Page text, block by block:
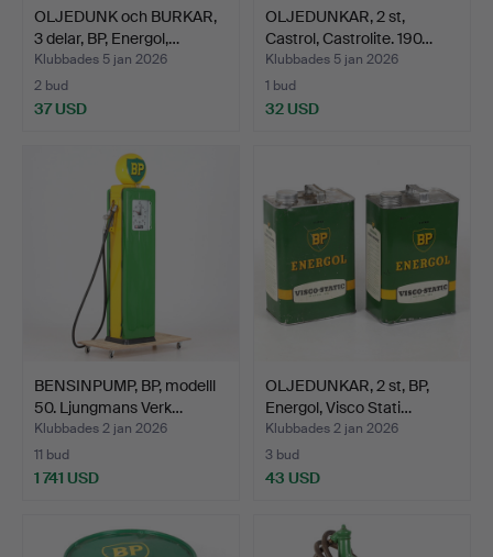
OLJEDUNK och BURKAR,
3 delar, BP, Energol,…
Klubbades 5 jan 2026
2 bud
37 USD
OLJEDUNKAR, 2 st,
Castrol, Castrolite. 190…
Klubbades 5 jan 2026
1 bud
32 USD
BENSINPUMP, BP, modelll
50. Ljungmans Verk…
Klubbades 2 jan 2026
11 bud
1 741 USD
OLJEDUNKAR, 2 st, BP,
Energol, Visco Stati…
Klubbades 2 jan 2026
3 bud
43 USD